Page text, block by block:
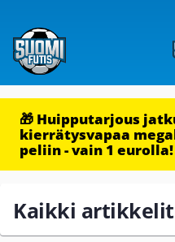
🎁 Huipputarjous
kierrätysvapaa
peliin - vain 1 eurolla!
Kaikki